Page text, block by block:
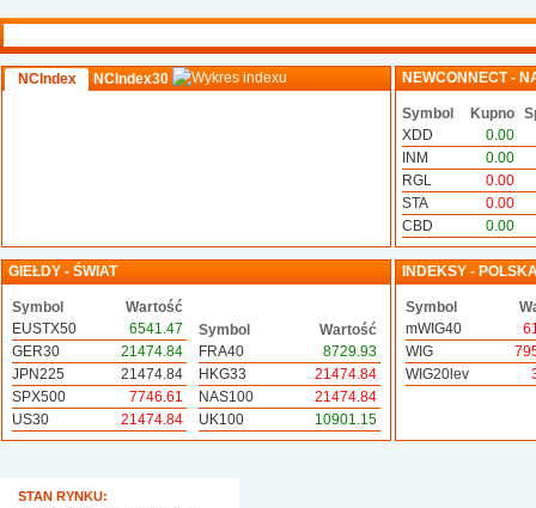
NCIndex NCIndex30 NEWCONNECT -
Symbol Kupno
XDD
0.00
INM
0.00
RGL
0.00
STA
0.00
CBD
0.00
GIEŁDY - ŚWIAT
Symbol
Wartość
EUSTX50
6541.47
GER30
21474.84
JPN225
21474.84
SPX500
7746.61
US30
21474.84
Symbol
Wartość
FRA40
8729.93
HKG33
21474.84
NAS100
21474.84
UK100
10901.15
INDEKSY -
Symbol
mWIG40
WIG
WIG20lev
STAN RYNKU: